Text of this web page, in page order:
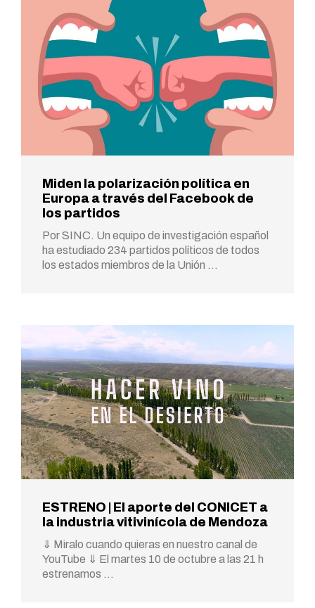
Miden la polarización política en
Europa a través del Facebook de
los partidos
Por SINC. Un equipo de investigación español
ha estudiado 234 partidos políticos de todos
los estados miembros de la Unión …
ESTRENO | El aporte del CONICET a
la industria vitivinícola de Mendoza
⇓ Miralo cuando quieras en nuestro canal de
YouTube ⇓ El martes 10 de octubre a las 21 h
estrenamos …